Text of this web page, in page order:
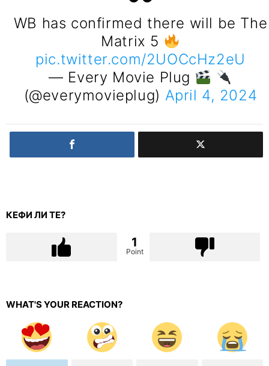
WB has confirmed there will be The
Matrix 5
pic.twitter.com/2UOCcHz2eU
— Every Movie Plug
(@everymovieplug) April 4, 2024
КЕФИ ЛИ ТЕ?
1
Point
WHAT'S YOUR REACTION?